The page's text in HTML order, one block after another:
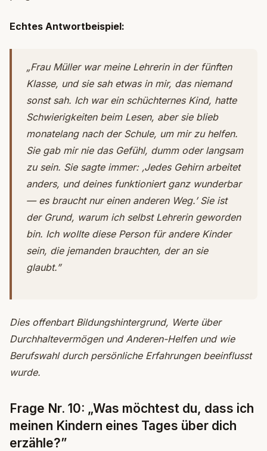
Echtes Antwortbeispiel:
„Frau Müller war meine Lehrerin in der fünften
Klasse, und sie sah etwas in mir, das niemand
sonst sah. Ich war ein schüchternes Kind, hatte
Schwierigkeiten beim Lesen, aber sie blieb
monatelang nach der Schule, um mir zu helfen.
Sie gab mir nie das Gefühl, dumm oder langsam
zu sein. Sie sagte immer: ‚Jedes Gehirn arbeitet
anders, und deines funktioniert ganz wunderbar
— es braucht nur einen anderen Weg.’ Sie ist
der Grund, warum ich selbst Lehrerin geworden
bin. Ich wollte diese Person für andere Kinder
sein, die jemanden brauchten, der an sie
glaubt.”
Dies offenbart Bildungshintergrund, Werte über
Durchhaltevermögen und Anderen-Helfen und wie
Berufswahl durch persönliche Erfahrungen beeinflusst
wurde.
Frage Nr. 10: „Was möchtest du, dass ich
meinen Kindern eines Tages über dich
erzähle?”